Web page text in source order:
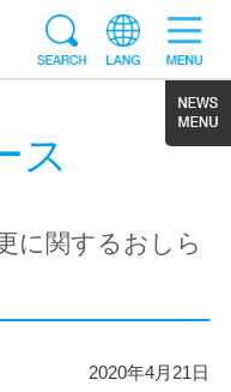
ス
に関するおしら
2020年4月21日